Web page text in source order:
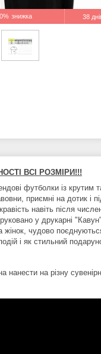
38
ВСІ РОЗМІРИ!!!
футболки із крутим
приємні на дотик
навіть після
у друкарні
жінок, чудово
і як стильний
нанести на різну